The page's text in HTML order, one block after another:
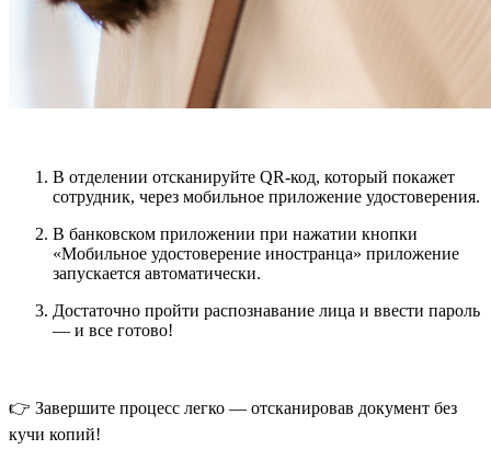
В отделении отсканируйте QR-код, который покажет
сотрудник, через мобильное приложение удостоверения.
В банковском приложении при нажатии кнопки
«Мобильное удостоверение иностранца» приложение
запускается автоматически.
Достаточно пройти распознавание лица и ввести пароль
— и все готово!
👉 Завершите процесс легко — отсканировав документ без
кучи копий!